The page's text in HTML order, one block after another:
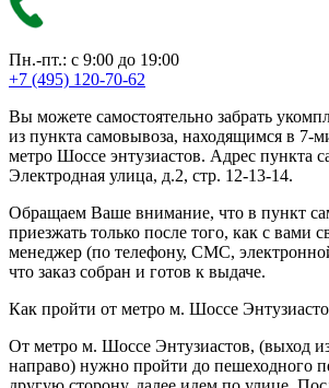
Пн.-пт.: с 9:00 до 19:00
+7 (495) 120-70-62
Вы можете самостоятельно забрать
из пункта самовывоза, находящимся в 7-
метро Шоссе энтузиастов. Адрес пункта
Электродная улица, д.2, стр. 12-13-14.
Обращаем Ваше внимание, что в пункт
приезжать только после того, как с вами
менеджер (по телефону, СМС,
что заказ собран и готов к выдаче.
Как пройти от метро м. Шоссе
От метро м. Шоссе Энтузиастов, (выход
направо) нужно пройти до пешеходного